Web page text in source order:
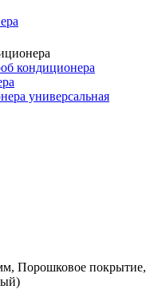
кондиционера
универсальная
Порошковое покрытие,